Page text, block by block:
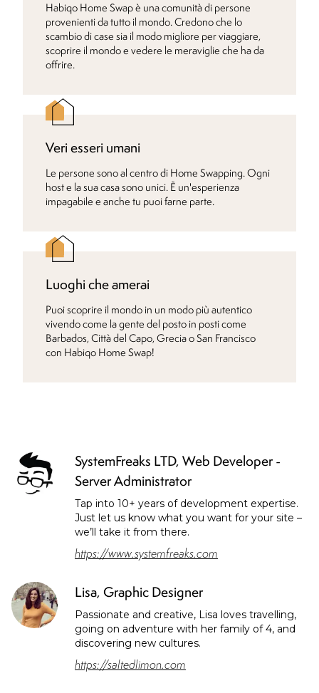
Habiqo Home Swap è una comunità di persone
provenienti da tutto il mondo. Credono che lo
scambio di case sia il modo migliore per viaggiare,
scoprire il mondo e vedere le meraviglie che ha da
offrire.
Veri esseri umani
Le persone sono al centro di Home Swapping. Ogni
host e la sua casa sono unici. È un'esperienza
impagabile e anche tu puoi farne parte.
Luoghi che amerai
Puoi scoprire il mondo in un modo più autentico
vivendo come la gente del posto in posti come
Barbados, Città del Capo, Grecia o San Francisco
con Habiqo Home Swap!
SystemFreaks LTD,Web Developer -
Server Administrator
Tap into 10+ years of development expertise.
Just let us know what you want for your site –
we’ll take it from there.
https://www.systemfreaks.com
Lisa,Graphic Designer
Passionate and creative, Lisa loves travelling,
going on adventure with her family of 4, and
discovering new cultures.
https://saltedlimon.com